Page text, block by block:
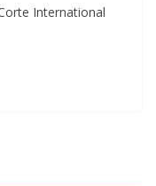
International